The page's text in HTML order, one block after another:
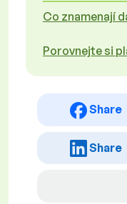
Co znamenají
Porovnejte si
Share
Share